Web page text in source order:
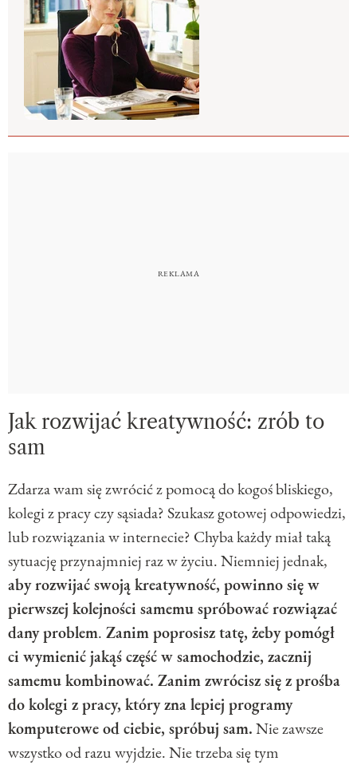
Jak rozwijać kreatywność: zrób to
sam
Zdarza wam się zwrócić z pomocą do kogoś bliskiego,
kolegi z pracy czy sąsiada? Szukasz gotowej odpowiedzi,
lub rozwiązania w internecie? Chyba każdy miał taką
sytuację przynajmniej raz w życiu. Niemniej jednak,
aby rozwijać swoją kreatywność, powinno się w
pierwszej kolejności samemu spróbować rozwiązać
dany problem. Zanim poprosisz tatę, żeby pomógł
ci wymienić jakąś część w samochodzie, zacznij
samemu kombinować. Zanim zwrócisz się z prośba
do kolegi z pracy, który zna lepiej programy
komputerowe od ciebie, spróbuj sam.Nie zawsze
wszystko od razu wyjdzie. Nie trzeba się tym